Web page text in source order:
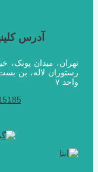
آدرس
تهران، میدان پونک،
واحد ۷